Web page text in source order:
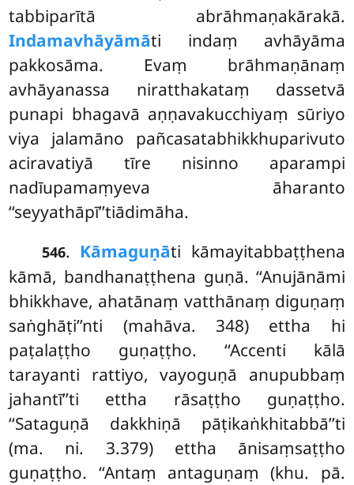
tabbiparītā abrāhmaṇakārakā.
Indamavhāyāmāti indaṃ avhāyāma
pakkosāma. Evaṃ brāhmaṇānaṃ
avhāyanassa niratthakataṃ dassetvā
punapi bhagavā aṇṇavakucchiyaṃ sūriyo
viya jalamāno pañcasatabhikkhuparivuto
aciravatiyā tīre nisinno aparampi
nadīupamaṃyeva āharanto
‘‘seyyathāpī’’tiādimāha.
546. Kāmaguṇāti kāmayitabbaṭṭhena
kāmā, bandhanaṭṭhena guṇā. ‘‘Anujānāmi
bhikkhave, ahatānaṃ vatthānaṃ diguṇaṃ
saṅghāṭi’’nti (mahāva. 348) ettha hi
paṭalaṭṭho guṇaṭṭho. ‘‘Accenti kālā
tarayanti rattiyo, vayoguṇā anupubbaṃ
jahantī’’ti ettha rāsaṭṭho guṇaṭṭho.
‘‘Sataguṇā dakkhiṇā pāṭikaṅkhitabbā’’ti
(ma. ni. 3.379) ettha ānisaṃsaṭṭho
guṇaṭṭho. ‘‘Antaṃ antaguṇaṃ (khu. pā.